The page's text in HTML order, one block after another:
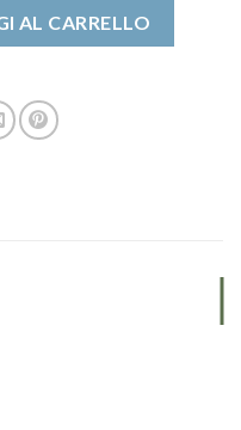
AL CARRELLO